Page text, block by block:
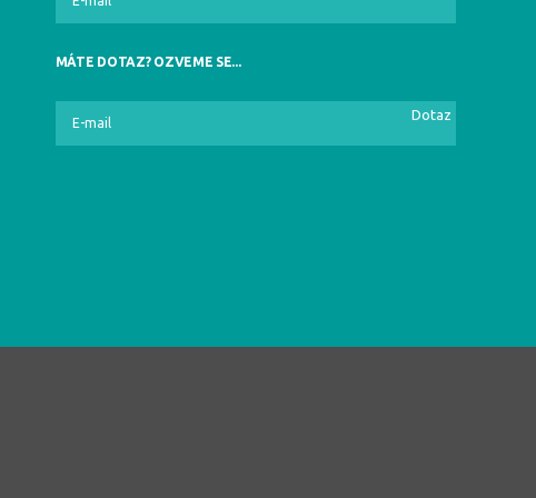
MÁTE DOTAZ? OZVEME SE...
Dotaz